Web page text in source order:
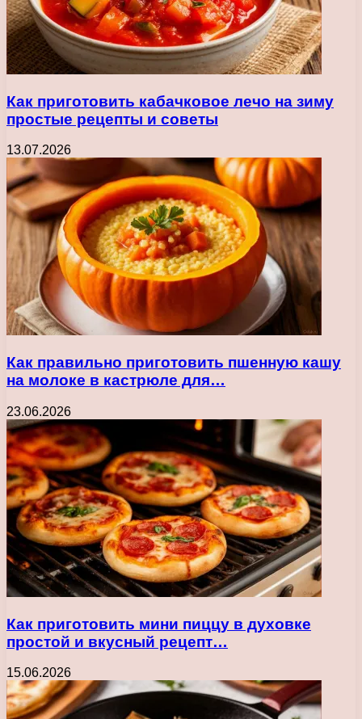
Как приготовить кабачковое лечо на зиму
простые рецепты и советы
13.07.2026
Как правильно приготовить пшенную кашу
на молоке в кастрюле для…
23.06.2026
Как приготовить мини пиццу в духовке
простой и вкусный рецепт…
15.06.2026